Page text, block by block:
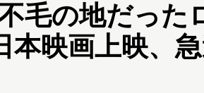
毛の地だった
本映画上映、